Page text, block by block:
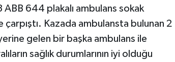
644 plakalı ambulans sokak
Kazada ambulansta bulunan 2
gelen bir başka ambulans ile
sağlık durumlarının iyi olduğu